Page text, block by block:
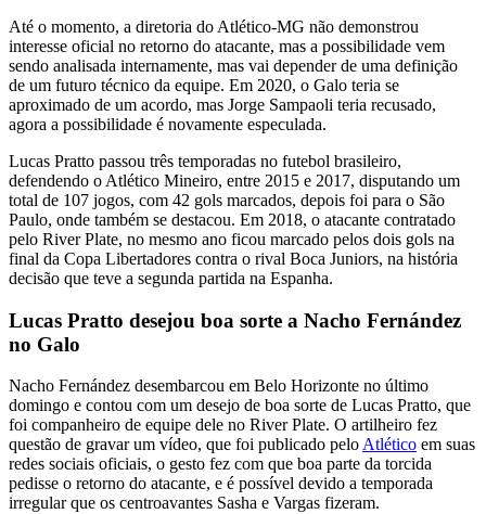
Até o momento, a diretoria do Atlético-MG não demonstrou
interesse oficial no retorno do atacante, mas a possibilidade vem
sendo analisada internamente, mas vai depender de uma definição
de um futuro técnico da equipe. Em 2020, o Galo teria se
aproximado de um acordo, mas Jorge Sampaoli teria recusado,
agora a possibilidade é novamente especulada.
Lucas Pratto passou três temporadas no futebol brasileiro,
defendendo o Atlético Mineiro, entre 2015 e 2017, disputando um
total de 107 jogos, com 42 gols marcados, depois foi para o São
Paulo, onde também se destacou. Em 2018, o atacante contratado
pelo River Plate, no mesmo ano ficou marcado pelos dois gols na
final da Copa Libertadores contra o rival Boca Juniors, na história
decisão que teve a segunda partida na Espanha.
Lucas Pratto desejou boa sorte a Nacho Fernández
no Galo
Nacho Fernández desembarcou em Belo Horizonte no último
domingo e contou com um desejo de boa sorte de Lucas Pratto, que
foi companheiro de equipe dele no River Plate. O artilheiro fez
questão de gravar um vídeo, que foi publicado pelo Atlético em suas
redes sociais oficiais, o gesto fez com que boa parte da torcida
pedisse o retorno do atacante, e é possível devido a temporada
irregular que os centroavantes Sasha e Vargas fizeram.